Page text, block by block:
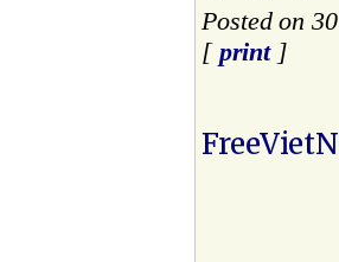
Posted on
[ print]